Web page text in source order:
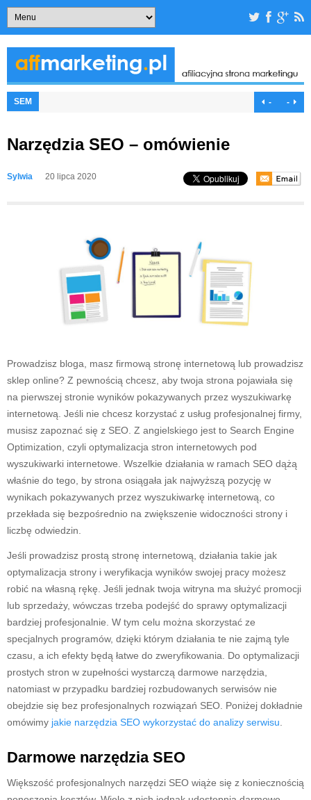
SEM - -
Narzędzia SEO – omówienie
Sylwia 20 lipca 2020
Prowadzisz bloga, masz firmową stronę internetową lub prowadzisz
sklep online? Z pewnością chcesz, aby twoja strona pojawiała się
na pierwszej stronie wyników pokazywanych przez wyszukiwarkę
internetową. Jeśli nie chcesz korzystać z usług profesjonalnej firmy,
musisz zapoznać się z SEO. Z angielskiego jest to Search Engine
Optimization, czyli optymalizacja stron internetowych pod
wyszukiwarki internetowe. Wszelkie działania w ramach SEO dążą
właśnie do tego, by strona osiągała jak najwyższą pozycję w
wynikach pokazywanych przez wyszukiwarkę internetową, co
przekłada się bezpośrednio na zwiększenie widoczności strony i
liczbę odwiedzin.
Jeśli prowadzisz prostą stronę internetową, działania takie jak
optymalizacja strony i weryfikacja wyników swojej pracy możesz
robić na własną rękę. Jeśli jednak twoja witryna ma służyć promocji
lub sprzedaży, wówczas trzeba podejść do sprawy optymalizacji
bardziej profesjonalnie. W tym celu można skorzystać ze
specjalnych programów, dzięki którym działania te nie zajmą tyle
czasu, a ich efekty będą łatwe do zweryfikowania. Do optymalizacji
prostych stron w zupełności wystarczą darmowe narzędzia,
natomiast w przypadku bardziej rozbudowanych serwisów nie
obejdzie się bez profesjonalnych rozwiązań SEO. Poniżej dokładnie
omówimy jakie narzędzia SEO wykorzystać do analizy serwisu
Darmowe narzędzia SEO
Większość profesjonalnych narzędzi SEO wiąże się z koniecznością